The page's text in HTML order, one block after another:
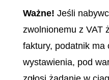
Ważne! Jeśli
zwolnionemu z VAT
faktury, podatnik ma
wystawienia, pod